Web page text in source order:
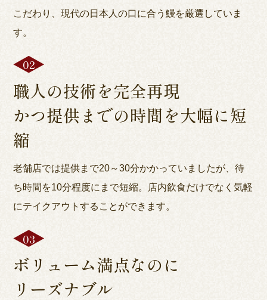
こだわり、現代の日本人の口に合う鰻を厳選していま
す。
職人の技術を完全再現
かつ提供までの時間を大幅に短
縮
老舗店では提供まで20～30分かかっていましたが、待
ち時間を10分程度にまで短縮。店内飲食だけでなく気軽
にテイクアウトすることができます。
ボリューム満点なのに
リーズナブル